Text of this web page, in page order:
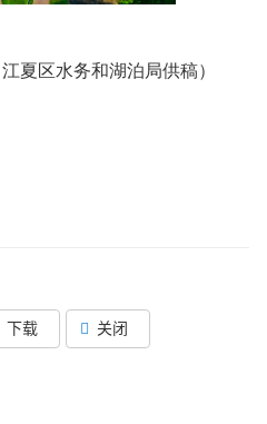
江夏区水务和湖泊局供稿）
下载 关闭